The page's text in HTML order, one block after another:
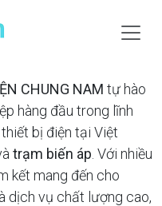
CHUNG NAM tự hào
hàng đầu trong lĩnh
bị điện tại Việt
trạm biến áp . Với nhiều
kết mang đến cho
dịch vụ chất lượng cao,